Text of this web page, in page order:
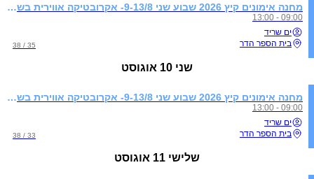
מחנה אימונים קיץ 2026 שבוע שני 9-13/8- אקרובטיקה אווירית בשילוב התעמלות קרקע
09:00 - 13:00
ים שריד
בית הספר הדר
35 / 38
שני 10 אוגוסט
מחנה אימונים קיץ 2026 שבוע שני 9-13/8- אקרובטיקה אווירית בשילוב התעמלות קרקע
09:00 - 13:00
ים שריד
בית הספר הדר
33 / 38
שלישי 11 אוגוסט